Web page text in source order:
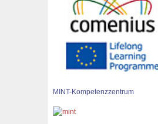
MINT-Kompetenzzentrum